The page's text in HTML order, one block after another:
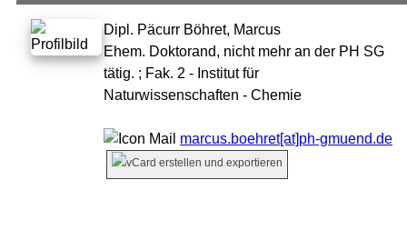
Dipl. Päcurr Böhret, Marcus
Ehem. Doktorand, nicht mehr an der PH SG
tätig. ; Fak. 2 - Institut für
Naturwissenschaften - Chemie
marcus.boehret[at]ph-gmuend.de